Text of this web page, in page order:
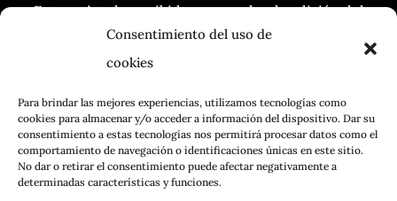
Consentimiento del uso de
cookies
Para brindar las mejores experiencias, utilizamos tecnologías como
cookies para almacenar y/o acceder a información del dispositivo. Dar su
consentimiento a estas tecnologías nos permitirá procesar datos como el
comportamiento de navegación o identificaciones únicas en este sitio.
No dar o retirar el consentimiento puede afectar negativamente a
determinadas características y funciones.
Esta revista ha recibido una ayuda a la edición del
Ministerio de Cultura, a través de la Dirección
General del Libro, del Cómic y de la Lectura